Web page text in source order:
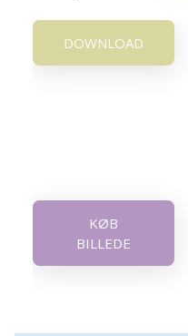
DOWNLOAD
KØB
BILLEDE